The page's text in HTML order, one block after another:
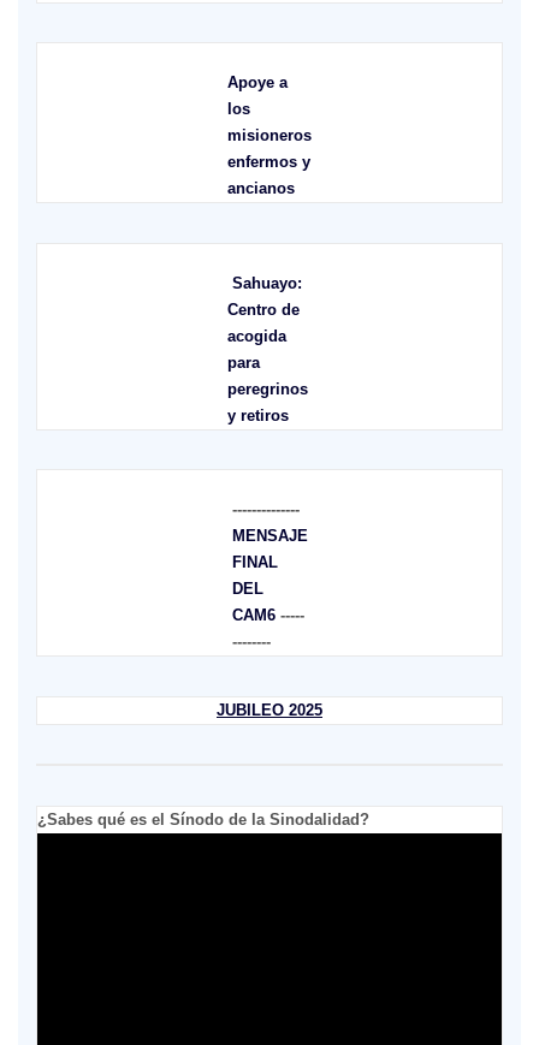
Apoye a
los
misioneros
enfermos y
ancianos
Sahuayo:
Centro de
acogida
para
peregrinos
y retiros
--------------
MENSAJE
FINAL
DEL
CAM6-----
--------
JUBILEO 2025
¿Sabes qué es el Sínodo de la Sinodalidad?